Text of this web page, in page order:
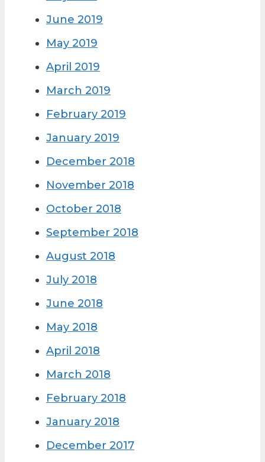
June 2019
May 2019
April 2019
March 2019
February 2019
January 2019
December 2018
November 2018
October 2018
September 2018
August 2018
July 2018
June 2018
May 2018
April 2018
March 2018
February 2018
January 2018
December 2017